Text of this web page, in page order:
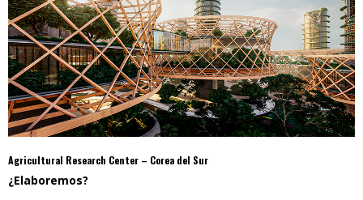
Agricultural Research Center – Corea del Sur
¿Elaboremos?